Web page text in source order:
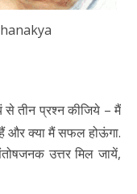
तीन प्रश्न कीजिये – मैं
और क्या मैं सफल होऊंगा.
उत्तर मिल जायें,